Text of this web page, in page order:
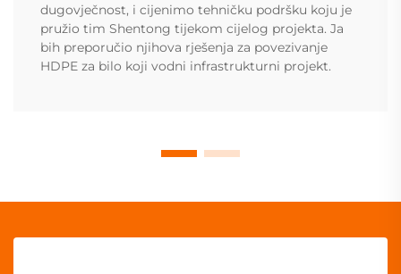
dugovječnost, i cijenimo tehničku podršku koju je
pružio tim Shentong tijekom cijelog projekta. Ja
bih preporučio njihova rješenja za povezivanje
HDPE za bilo koji vodni infrastrukturni projekt.